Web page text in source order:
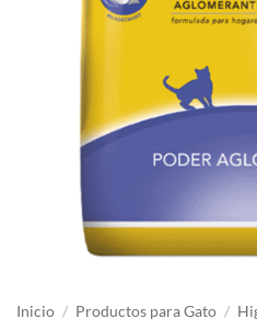
Inicio / Productos para Gato /